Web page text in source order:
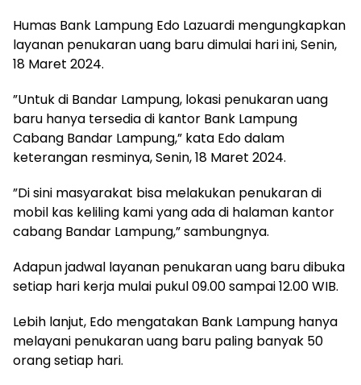
Humas Bank Lampung Edo Lazuardi mengungkapkan
layanan penukaran uang baru dimulai hari ini, Senin,
18 Maret 2024.
”Untuk di Bandar Lampung, lokasi penukaran uang
baru hanya tersedia di kantor Bank Lampung
Cabang Bandar Lampung,” kata Edo dalam
keterangan resminya, Senin, 18 Maret 2024.
”Di sini masyarakat bisa melakukan penukaran di
mobil kas keliling kami yang ada di halaman kantor
cabang Bandar Lampung,” sambungnya.
Adapun jadwal layanan penukaran uang baru dibuka
setiap hari kerja mulai pukul 09.00 sampai 12.00 WIB.
Lebih lanjut, Edo mengatakan Bank Lampung hanya
melayani penukaran uang baru paling banyak 50
orang setiap hari.